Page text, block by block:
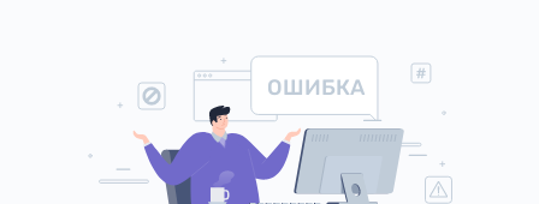
ОШИБКА